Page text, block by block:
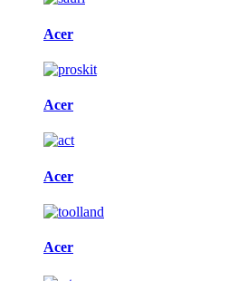
Acer
Acer
Acer
Acer